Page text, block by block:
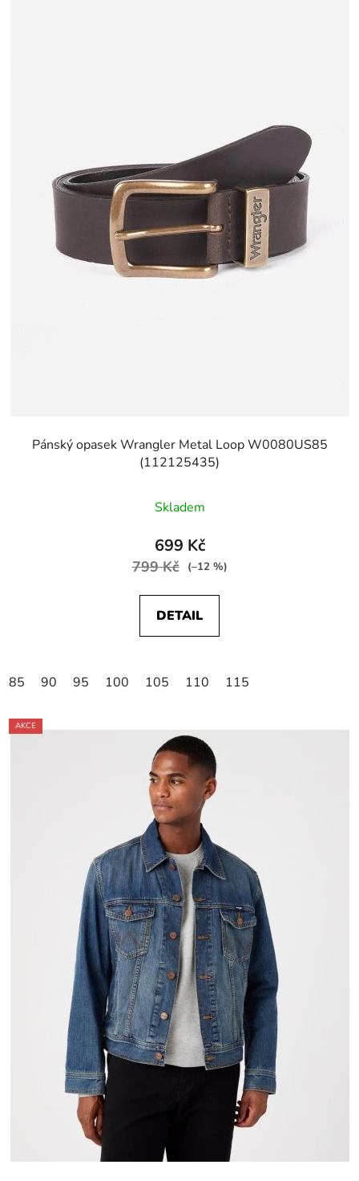
Pánský opasek Wrangler Metal Loop W0080US85
(112125435)
Skladem
699 Kč
799 Kč (–12 %)
DETAIL
85 90 95 100 105 110 115
AKCE